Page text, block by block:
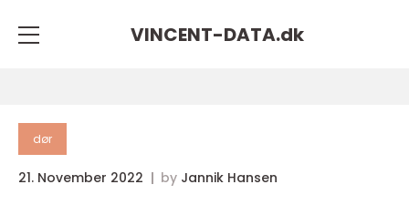
VINCENT-DATA.dk
dør
21. November 2022 by Jannik Hansen